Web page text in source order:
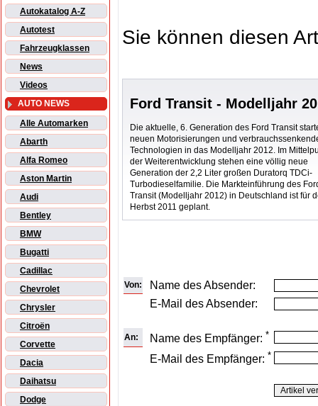
Autokatalog A-Z
Autotest
Fahrzeugklassen
News
Videos
AUTO NEWS
Alle Automarken
Abarth
Alfa Romeo
Aston Martin
Audi
Bentley
BMW
Bugatti
Cadillac
Chevrolet
Chrysler
Citroën
Corvette
Dacia
Daihatsu
Dodge
Sie können diesen
Ford Transit - Modelljahr
Die aktuelle, 6. Generation des Ford Transit
neuen Motorisierungen und
Technologien in das Modelljahr 2012. Im
der Weiterentwicklung stehen eine völlig neue
Generation der 2,2 Liter großen Duratorq TDCi-
Turbodieselfamilie. Die Markteinführung des
Transit (Modelljahr 2012) in Deutschland ist für
Herbst 2011 geplant.
Von:
Name des Absender:
E-Mail des Absender:
An: Name des Empfänger: *
E-Mail des Empfänger: *